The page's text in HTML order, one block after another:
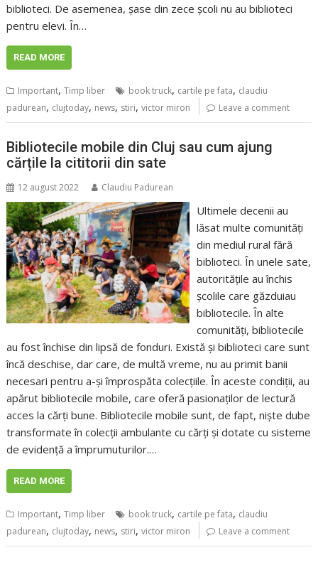
biblioteci. De asemenea, șase din zece școli nu au biblioteci
pentru elevi. În…
READ MORE
Important,Timp liber book truck, cartile pe fata, claudiu
padurean, clujtoday, news, stiri,victor miron Leave a comment
Bibliotecile mobile din Cluj sau cum ajung
cărțile la cititorii din sate
12 august 2022 Claudiu Padurean
Ultimele decenii au
lăsat multe comunități
din mediul rural fără
biblioteci. În unele sate,
autoritățile au închis
școlile care găzduiau
bibliotecile. În alte
comunități, bibliotecile
au fost închise din lipsă de fonduri. Există și biblioteci care sunt
încă deschise, dar care, de multă vreme, nu au primit banii
necesari pentru a-și împrospăta colecțiile. În aceste condiții, au
apărut bibliotecile mobile, care oferă pasionaților de lectură
acces la cărți bune. Bibliotecile mobile sunt, de fapt, niște dube
transformate în colecții ambulante cu cărți și dotate cu sisteme
de evidență a împrumuturilor.…
READ MORE
Important,Timp liber book truck, cartile pe fata, claudiu
padurean, clujtoday, news, stiri,victor miron Leave a comment